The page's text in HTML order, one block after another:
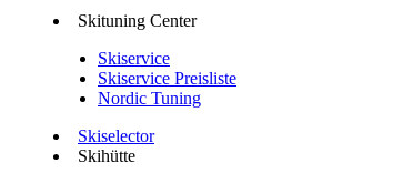
Skituning Center
Skiservice
Skiservice Preisliste
Nordic Tuning
Skiselector
Skihütte